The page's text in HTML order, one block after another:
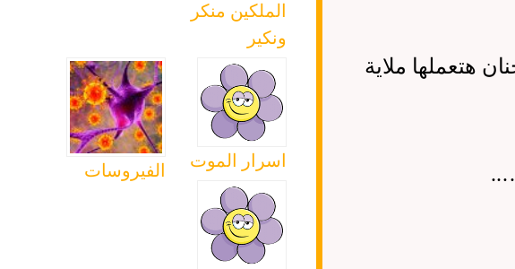
هتعملها ملاية
الملكين منكر
ونكير
الفيروسات اسرار الموت